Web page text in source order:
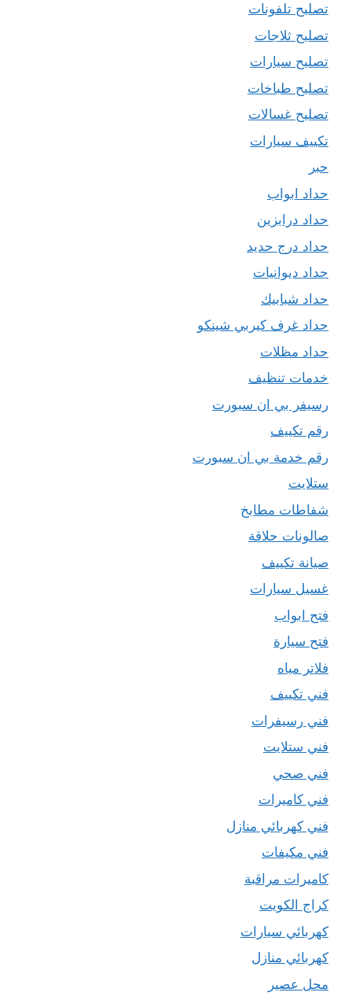
تصليح تلفونات
تصليح ثلاجات
تصليح سيارات
تصليح طباخات
تصليح غسالات
تكييف سيارات
حبر
حداد ابواب
حداد درابزين
حداد درج حديد
حداد ديوانيات
حداد شبابيك
حداد غرف كيربي شينكو
حداد مظلات
خدمات تنظيف
رسيفر بي ان سبورت
رقم تكييف
رقم خدمة بي ان سبورت
ستلايت
شفاطات مطابخ
صالونات حلاقة
صيانة تكييف
غسيل سيارات
فتح ابواب
فتح سيارة
فلاتر مياه
فني تكييف
فني رسيفرات
فني ستلايت
فني صحي
فني كاميرات
فني كهربائي منازل
فني مكيفات
كاميرات مراقبة
كراج الكويت
كهربائي سيارات
كهربائي منازل
محل عصير